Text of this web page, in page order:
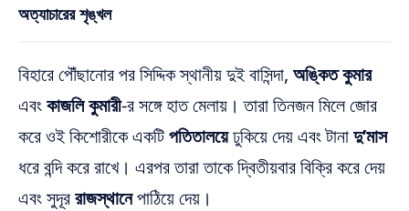
অত্যাচারের শৃঙ্খল
বিহারে পৌঁছানোর পর সিদ্দিক স্থানীয় দুই বাসিন্দা, অঙ্কিত কুমার
এবংকাজলি কুমারী-র সঙ্গে হাত মেলায়। তারা তিনজন মিলে জোর
করে ওই কিশোরীকে একটিপতিতালয়েঢুকিয়ে দেয় এবং টানাদু’মাস
ধরে বন্দি করে রাখে। এরপর তারা তাকে দ্বিতীয়বার বিক্রি করে দেয়
এবং সুদূররাজস্থানেপাঠিয়ে দেয়।